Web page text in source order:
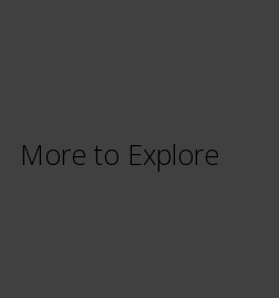
More to Explore